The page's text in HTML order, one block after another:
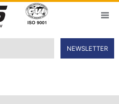
NEWSLETTER